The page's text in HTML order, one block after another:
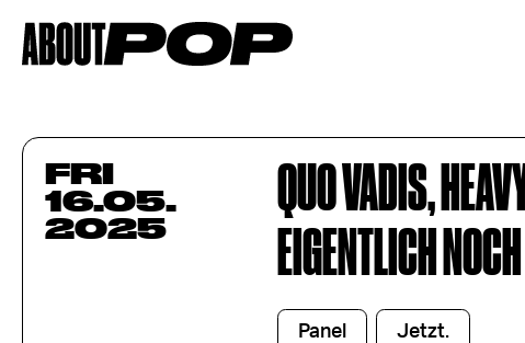
FRI
16.05.
2025
QUO VADIS,
EIGENTLICH
Panel Jetzt.